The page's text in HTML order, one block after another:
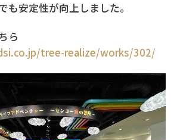
も安定性が向上しました。
ら
tree-realize/works/302/